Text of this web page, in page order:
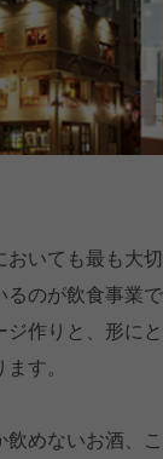
いても最も大切
のが飲食事業で
作りと、形に
す。
めないお酒、